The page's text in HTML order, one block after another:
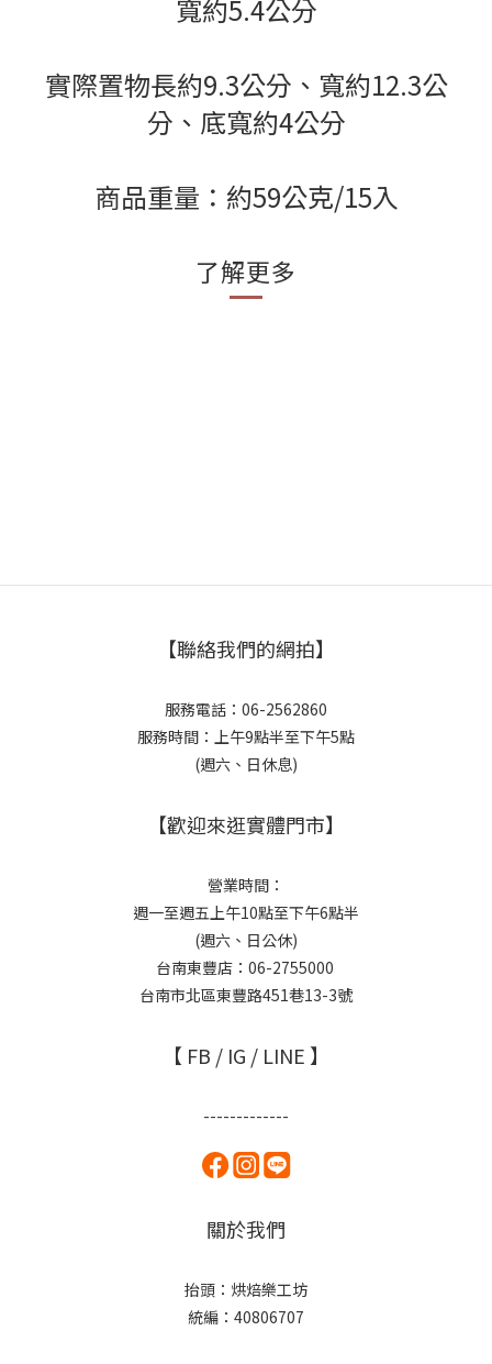
寬約5.4公分
實際置物長約9.3公分、寬約12.3公
分、 底寬約4公分
商品重量：約59公克/15入
了解更多
【聯絡我們的網拍】
服務電話：06-2562860
服務時間：上午9點半至下午5點
(週六、日休息)
【歡迎來逛實體門市】
營業時間：
週一至週五上午10點至下午6點半
(週六、日公休)
台南東豐店：06-2755000
台南市北區東豐路451巷13-3號
【 FB / IG / LINE 】
-------------
關於我們
抬頭：烘焙樂工坊
統編：40806707